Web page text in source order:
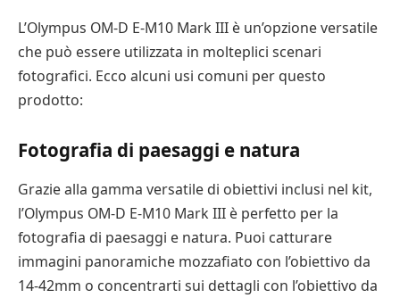
L’Olympus OM-D E-M10 Mark III è un’opzione versatile
che può essere utilizzata in molteplici scenari
fotografici. Ecco alcuni usi comuni per questo
prodotto:
Fotografia di paesaggi e natura
Grazie alla gamma versatile di obiettivi inclusi nel kit,
l’Olympus OM-D E-M10 Mark III è perfetto per la
fotografia di paesaggi e natura. Puoi catturare
immagini panoramiche mozzafiato con l’obiettivo da
14-42mm o concentrarti sui dettagli con l’obiettivo da